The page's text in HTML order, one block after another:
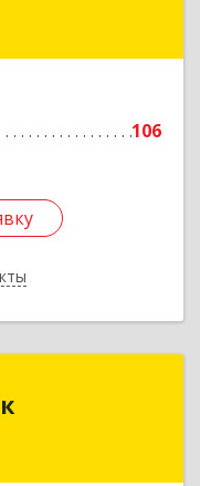
106
г, 12А мкр, дом